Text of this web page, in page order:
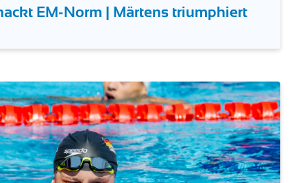
EM-Norm | Märtens triumphiert